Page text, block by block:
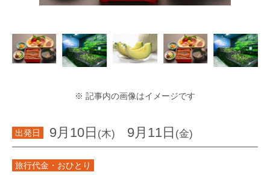
※ 記事内の画像はイメージです
出発日 9月10日 (木) 9月11日 (金)
旅行代金・おひとり